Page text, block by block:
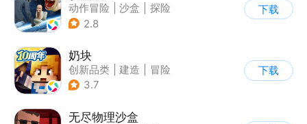
动作冒险 沙盒
探险
| 卡通
2.8
下载
奶块
创新品类 建造
冒险
| 开放世界
3.7
下载
无尽物理沙盒